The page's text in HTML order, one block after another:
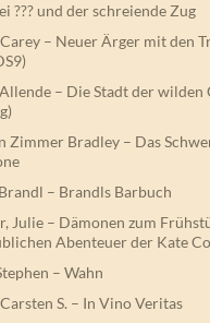
??? und der schreiende Zug
– Neuer Ärger mit den
– Die Stadt der wilden
Zimmer Bradley – Das
– Brandls Barbuch
Julie – Dämonen zum
Abenteuer der Kate
– Wahn
S. – In Vino Veritas